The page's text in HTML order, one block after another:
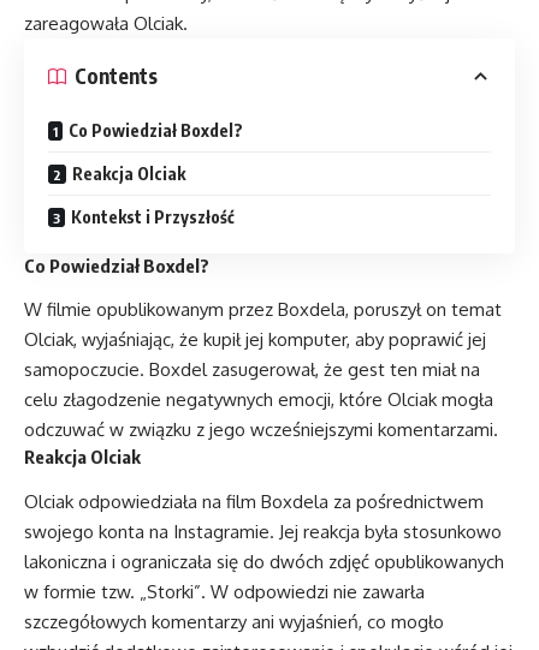
zareagowała Olciak.
Contents
Co Powiedział Boxdel?
Reakcja Olciak
Kontekst i Przyszłość
Co Powiedział Boxdel?
W filmie opublikowanym przez Boxdela, poruszył on temat
Olciak, wyjaśniając, że kupił jej komputer, aby poprawić jej
samopoczucie. Boxdel zasugerował, że gest ten miał na
celu złagodzenie negatywnych emocji, które Olciak mogła
odczuwać w związku z jego wcześniejszymi komentarzami.
Reakcja Olciak
Olciak odpowiedziała na film Boxdela za pośrednictwem
swojego konta na Instagramie. Jej reakcja była stosunkowo
lakoniczna i ograniczała się do dwóch zdjęć opublikowanych
w formie tzw. „Storki”. W odpowiedzi nie zawarła
szczegółowych komentarzy ani wyjaśnień, co mogło